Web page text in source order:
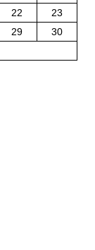
22
23
29
30